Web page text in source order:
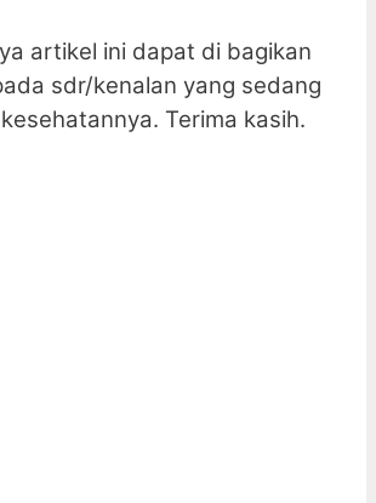
artikel ini dapat di bagikan
sdr/kenalan yang sedang
Terima kasih.